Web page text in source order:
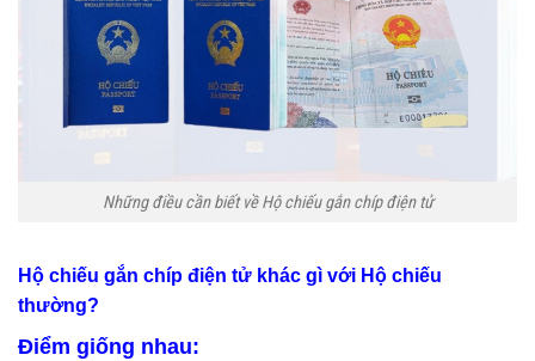
Những điều cần biết về Hộ chiếu gắn chíp điện tử
Hộ chiếu gắn chíp điện tử khác gì với Hộ chiếu
thường?
Điểm giống nhau: